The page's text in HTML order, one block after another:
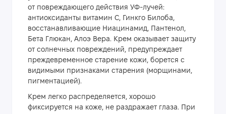
от повреждающего действия УФ-лучей:
антиоксиданты витамин С, Гинкго Билоба,
восстанавливающие Ниацинамид, Пантенол,
Бета Глюкан, Алоэ Вера. Крем оказывает защиту
от солнечных повреждений, предупреждает
преждевременное старение кожи, борется с
видимыми признаками старения (морщинами,
пигментацией).
Крем легко распределяется, хорошо
фиксируется на коже, не раздражает глаза. При